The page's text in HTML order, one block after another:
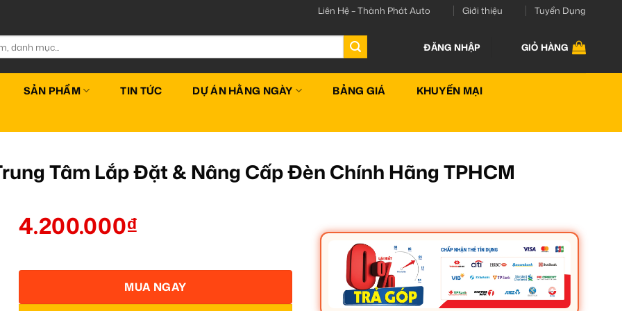
Liên Hệ – Thành Phát Auto Giới thiệu Tuyển Dụng
ĐĂNG NHẬP GIỎ HÀNG
SẢN PHẨM TIN TỨC DỰ ÁN HẰNG NGÀY BẢNG GIÁ KHUYẾN MẠI
Tâm Lắp Đặt & Nâng Cấp Đèn Chính Hãng TPHCM
4.200.000₫
MUA NGAY